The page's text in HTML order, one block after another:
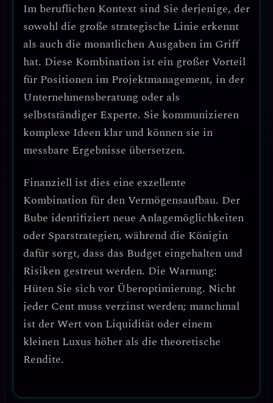
Im beruflichen Kontext sind Sie derjenige, der
sowohl die große strategische Linie erkennt
als auch die monatlichen Ausgaben im Griff
hat. Diese Kombination ist ein großer Vorteil
für Positionen im Projektmanagement, in der
Unternehmensberatung oder als
selbstständiger Experte. Sie kommunizieren
komplexe Ideen klar und können sie in
messbare Ergebnisse übersetzen.
Finanziell ist dies eine exzellente
Kombination für den Vermögensaufbau. Der
Bube identifiziert neue Anlagemöglichkeiten
oder Sparstrategien, während die Königin
dafür sorgt, dass das Budget eingehalten und
Risiken gestreut werden. Die Warnung:
Hüten Sie sich vor Überoptimierung. Nicht
jeder Cent muss verzinst werden; manchmal
ist der Wert von Liquidität oder einem
kleinen Luxus höher als die theoretische
Rendite.